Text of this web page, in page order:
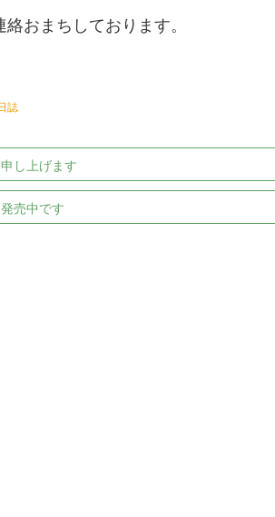
おまちしております。
誌
し上げます
売中です